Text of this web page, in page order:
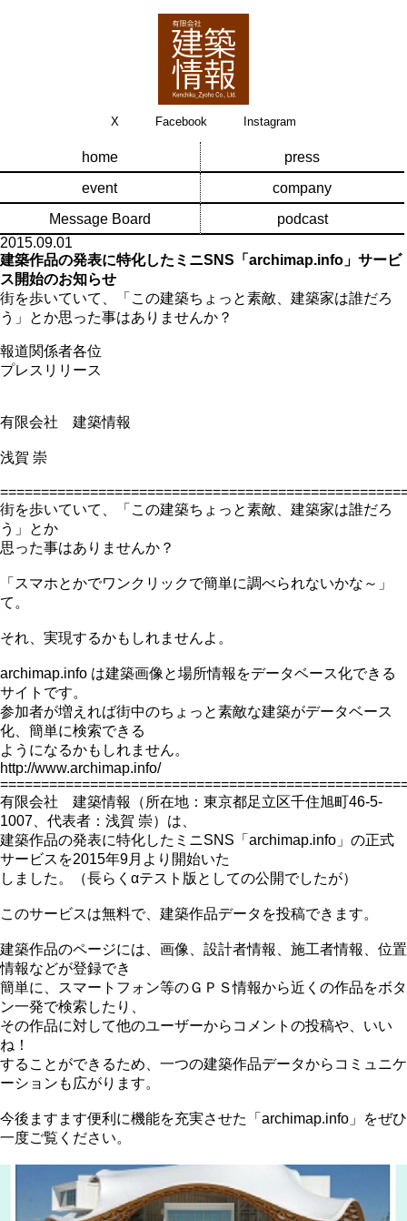
X Facebook Instagram
home
press
event
company
Message Board
podcast
2015.09.01
建築作品の発表に特化したミニSNS「archimap.info」サービ
ス開始のお知らせ
街を歩いていて、「この建築ちょっと素敵、建築家は誰だろ
う」とか思った事はありませんか？
報道関係者各位
プレスリリース
有限会社 建築情報
浅賀 崇
街を歩いていて、「この建築ちょっと素敵、建築家は誰だろ
う」とか
思った事はありませんか？
「スマホとかでワンクリックで簡単に調べられないかな～」
て。
それ、実現するかもしれませんよ。
archimap.info は建築画像と場所情報をデータベース化できる
サイトです。
参加者が増えれば街中のちょっと素敵な建築がデータベース
化、簡単に検索できる
ようになるかもしれません。
http://www.archimap.info/
有限会社 建築情報（所在地：東京都足立区千住旭町46-5-
1007、代表者： 浅賀 崇）は、
建築作品の発表に特化したミニSNS「archimap.info」の正式
サービスを2015年9月より開始いた
しました。（長らくαテスト版としての公開でしたが）
このサービスは無料で、建築作品データを投稿できます。
建築作品のページには、画像、設計者情報、施工者情報、位置
情報などが登録でき
簡単に、スマートフォン等のＧＰＳ情報から近くの作品をボタ
ン一発で検索したり、
その作品に対して他のユーザーからコメントの投稿や、いい
ね！
することができるため、一つの建築作品データからコミュニケ
ーションも広がります。
今後ますます便利に機能を充実させた「archimap.info」をぜひ
一度ご覧ください。